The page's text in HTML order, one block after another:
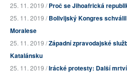
25. 11. 2019 /Proč se Jihoafrická
25. 11. 2019 /Bolivijský Kongres
Moralese
25. 11. 2019 /Západní zpravodajské
Katalánsku
25. 11. 2019 /Irácké protesty: Další